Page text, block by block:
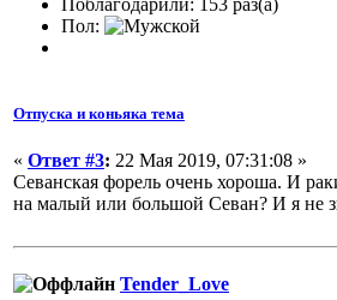
Пол:
Отпуска и коньяка тема
« Ответ #3: 22 Мая 2019, 07:31:08 »
Севанская форель очень хороша. И
на малый или большой Севан? И я не
Tender_Love